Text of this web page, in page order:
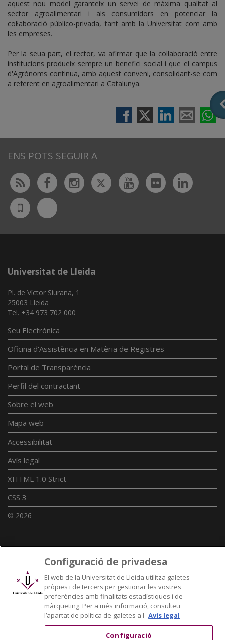
aquest nou model garanteix un servei de màxima qualitat al
sector agroalimentari i als consumidors en potenciar la
col·laboració público-privada, tant amb la Universitat com amb
les empreses.
Per la seua part, el rector, va afirmar que la col·laboració entre
institucions produeix sempre un benefici social i que el campus
d'Agrònoms continua, amb aquest conveni, consolidant-se com
a referent en agroalimentari a Catalunya.
ENS POTS SEGUIR A
Rss FacebookInstagram
TwitterYoutubeFlickr
UdL
App
Bluesky
Universitat de Lleida
Pl. de Víctor Siurana, 1
25003 Lleida
Tel. +34 973 702 000
Seu Electrònica
Oficina d'Assistència en Matèria de Registres
Portal de Transparència
Perfil del contractant
Sobre el web
Mapa web
Accessibilitat
Avís legal
XHTML 1.0 Strict
CSS 3
© 2026
Enllaços UdL
Xarxes universitàries
Configuració de privadesa
El web de la Universitat de Lleida utilitza galetes
pròpies i de tercers per gestionar les vostres
preferències amb finalitats estadístiques i de
màrqueting. Per a més informació, consulteu
l’apartat de política de galetes a l' Avís legal
Configuració